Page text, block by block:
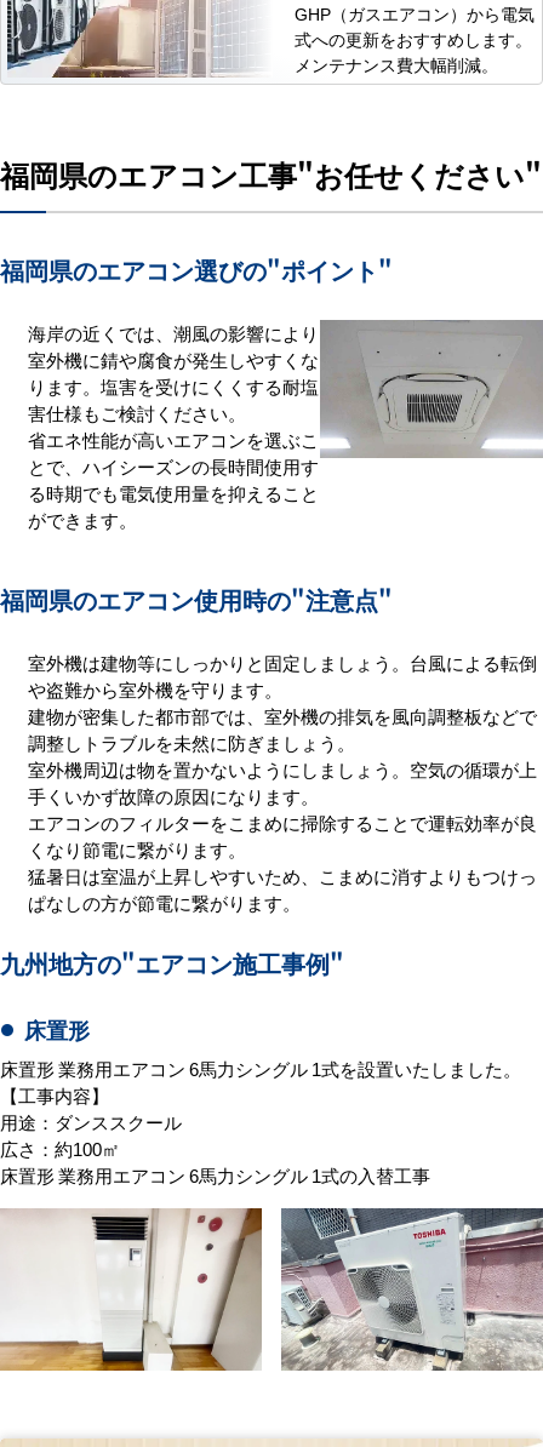
GHP（ガスエアコン）から電気
式への更新をおすすめします。
メンテナンス費大幅削減。
福岡県のエアコン工事"お任せください"
福岡県のエアコン選びの"ポイント"
海岸の近くでは、潮風の影響により
室外機に錆や腐食が発生しやすくな
ります。塩害を受けにくくする耐塩
害仕様もご検討ください。
省エネ性能が高いエアコンを選ぶこ
とで、ハイシーズンの長時間使用す
る時期でも電気使用量を抑えること
ができます。
福岡県のエアコン使用時の"注意点"
室外機は建物等にしっかりと固定しましょう。台風による転倒
や盗難から室外機を守ります。
建物が密集した都市部では、室外機の排気を風向調整板などで
調整しトラブルを未然に防ぎましょう。
室外機周辺は物を置かないようにしましょう。空気の循環が上
手くいかず故障の原因になります。
エアコンのフィルターをこまめに掃除することで運転効率が良
くなり節電に繋がります。
猛暑日は室温が上昇しやすいため、こまめに消すよりもつけっ
ぱなしの方が節電に繋がります。
九州地方の"エアコン施工事例"
床置形
床置形 業務用エアコン 6馬力シングル 1式を設置いたしました。
【工事内容】
用途：ダンススクール
広さ：約100㎡
床置形 業務用エアコン 6馬力シングル 1式の入替工事